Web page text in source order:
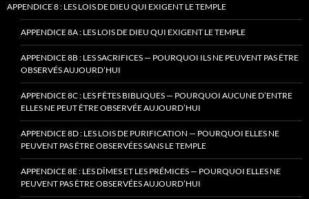
APPENDICE 8 : LES LOIS DE DIEU QUI EXIGENT LE TEMPLE
APPENDICE 8A : LES LOIS DE DIEU QUI EXIGENT LE TEMPLE
APPENDICE 8B : LES SACRIFICES — POURQUOI ILS NE PEUVENT PAS ÊTRE
OBSERVÉS AUJOURD’HUI
APPENDICE 8C : LES FÊTES BIBLIQUES — POURQUOI AUCUNE D’ENTRE
ELLES NE PEUT ÊTRE OBSERVÉE AUJOURD’HUI
APPENDICE 8D : LES LOIS DE PURIFICATION — POURQUOI ELLES NE
PEUVENT PAS ÊTRE OBSERVÉES SANS LE TEMPLE
APPENDICE 8E : LES DÎMES ET LES PRÉMICES — POURQUOI ELLES NE
PEUVENT PAS ÊTRE OBSERVÉES AUJOURD’HUI